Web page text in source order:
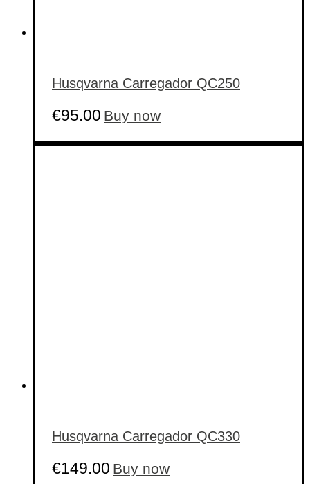
Husqvarna Carregador QC250
€95.00 Buy now
Husqvarna Carregador QC330
€149.00 Buy now